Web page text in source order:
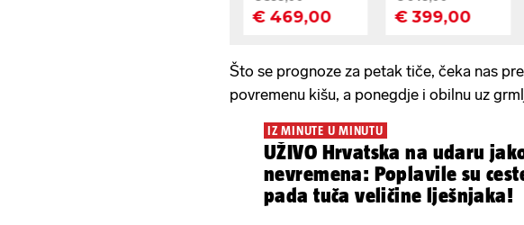
Što se prognoze za petak tiče, čeka nas
povremenu kišu, a ponegdje i obilnu uz
IZ MINUTE U MINUTU
UŽIVO Hrvatska na udaru
nevremena: Poplavile su
pada tuča veličine lješnjaka!